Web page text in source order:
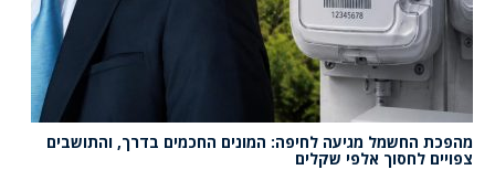
מהפכת החשמל מגיעה לחיפה: המונים החכמים בדרך, והתושבים
צפויים לחסוך אלפי שקלים